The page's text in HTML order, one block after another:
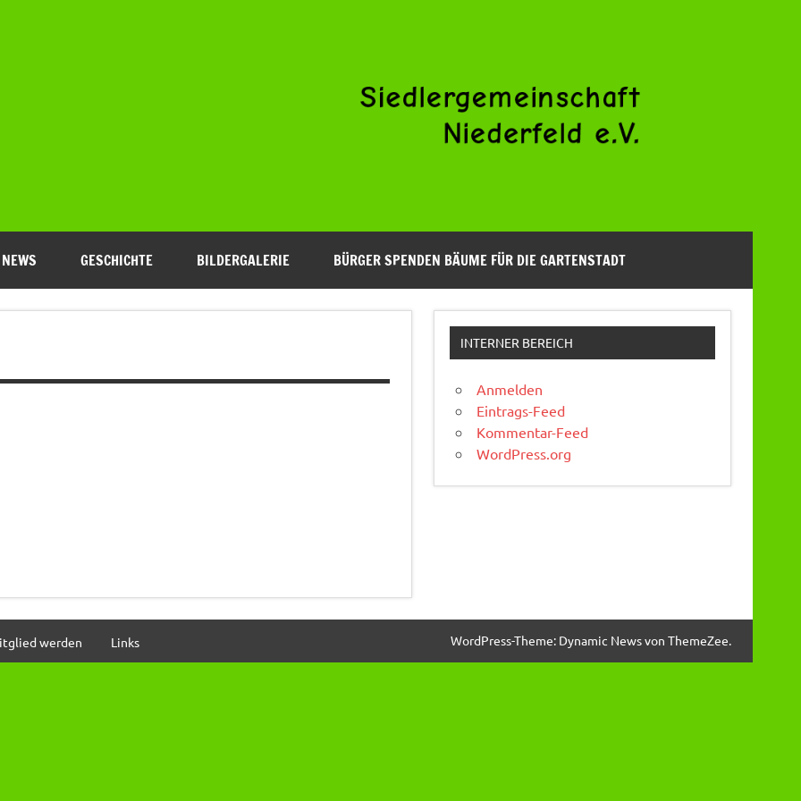
NEWS GESCHICHTE BILDERGALERIE BÜRGER SPENDEN BÄUME FÜR DIE GARTENSTADT
INTERNER BEREICH
Anmelden
Eintrags-Feed
Kommentar-Feed
WordPress.org
werden Links WordPress-Theme: Dynamic News von ThemeZee.